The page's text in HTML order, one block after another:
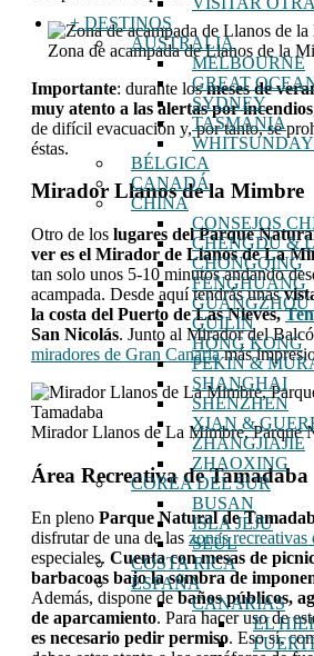
+ DESTINOS
AUSTRALIA
MELBOURNE
GREAT
SYDNEY
TASMANIA
BÉLGICA
CANADÁ
CHINA
CONSEJOS
CHENGDU &
CHONGQING
FENGHUANG
GUANGZHOU
GUILIN
HONG KONG
PEKIN &
SHANGHAI
SHENZHEN
XIAN &
ZHANGJIAJIE
ZHAOXING
COREA DEL SUR
BUSAN
ISLA JEJU
SEÚL
COSTA RICA
ESPAÑA
CANARIAS
EL
Zona de acampada de Llanos de la
Importante: durante losmeses de
muy atento a las alertas por incendios
de difícil evacuación y, por tanto, se
éstas.
Mirador Llanos de la Mimbre
Otro de los lugares del Parque
ver es el Mirador de Llanos de La
tan solo unos 5-10 minutos andando
acampada. Desde aquí tendrás unas
la costa del Puerto de Las Nieves,
San Nicolás. Junto al Mirador del
miradores de Gran Canariamás
Mirador Llanos de La Mimbre, Parque
Área Recreativa de Tamadaba
En pleno Parque Natural de
disfrutar de una de las zonas
especiales. Cuenta con mesas de
barbacoas bajo la sombra de
Además, dispone debaños públicos,
de aparcamiento. Para hacer uso de
es necesario pedir permiso. Eso sí,